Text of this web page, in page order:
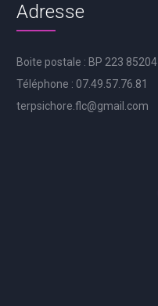
Adresse
Boite postale : BP 223 85204
Téléphone : 07.49.57.76.81
terpsichore.flc@gmail.com